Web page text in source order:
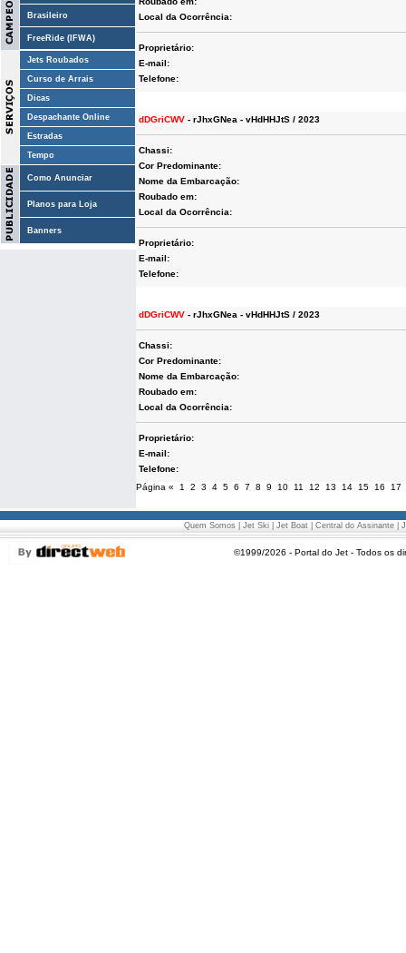
Brasileiro
FreeRide (IFWA)
Jets Roubados
Curso de Arrais
Dicas
Despachante Online
Estradas
Tempo
Como Anunciar
Planos para Loja
Banners
Local da Ocorrência:
Proprietário:
E-mail:
Telefone:
dDGriCWV - rJhxGNea - vHdHHJtS / 2023
Chassi:
Cor Predominante:
Nome da Embarcação:
Roubado em:
Local da Ocorrência:
Proprietário:
E-mail:
Telefone:
dDGriCWV - rJhxGNea - vHdHHJtS / 2023
Chassi:
Cor Predominante:
Nome da Embarcação:
Roubado em:
Local da Ocorrência:
Proprietário:
E-mail:
Telefone:
Página « 1 2 3 4 5 6 7 8 9 10 11 12 13 14 15 16 17
Quem Somos Jet Ski Jet Boat Central do Assinante
©1999/2026 - Portal do Jet - Todos os